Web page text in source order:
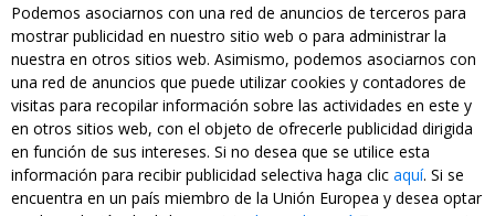
Podemos asociarnos con una red de anuncios de terceros para
mostrar publicidad en nuestro sitio web o para administrar la
nuestra en otros sitios web. Asimismo, podemos asociarnos con
una red de anuncios que puede utilizar cookies y contadores de
visitas para recopilar información sobre las actividades en este y
en otros sitios web, con el objeto de ofrecerle publicidad dirigida
en función de sus intereses. Si no desea que se utilice esta
información para recibir publicidad selectiva haga clic aquí. Si se
encuentra en un país miembro de la Unión Europea y desea optar